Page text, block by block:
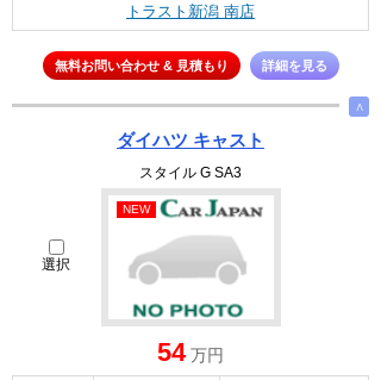
トラスト新潟 南店
無料お問い合わせ & 見積もり 詳細を見る
∧
ダイハツ キャスト
スタイル G SA3
選択
NEW
54万円